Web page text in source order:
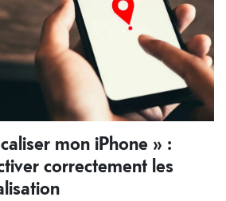
mon iPhone » :
correctement les